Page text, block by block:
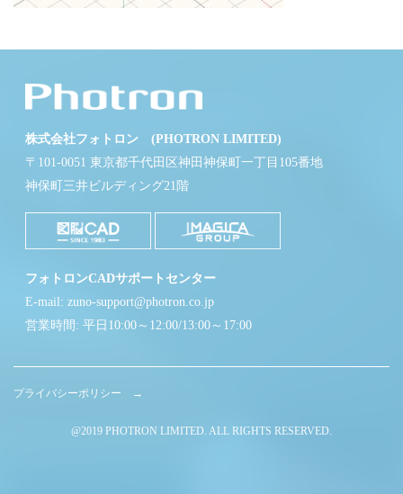
株式会社フォトロン (PHOTRON LIMITED)
〒101-0051 東京都千代田区神田神保町一丁目105番地
神保町三井ビルディング21階
フォトロンCADサポートセンター
E-mail: zuno-support@photron.co.jp
営業時間: 平日10:00～12:00/13:00～17:00
プライバシーポリシー →
@2019 PHOTRON LIMITED. ALL RIGHTS RESERVED.